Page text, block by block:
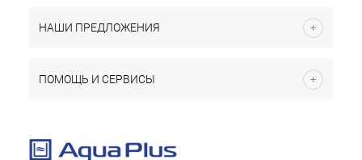
НАШИ ПРЕДЛОЖЕНИЯ
ПОМОЩЬ И СЕРВИСЫ